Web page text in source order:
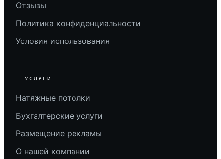
Отзывы
Политика конфиденциальности
Условия использования
УСЛУГИ
Натяжные потолки
Бухгалтерские услуги
Размещение рекламы
О нашей компании